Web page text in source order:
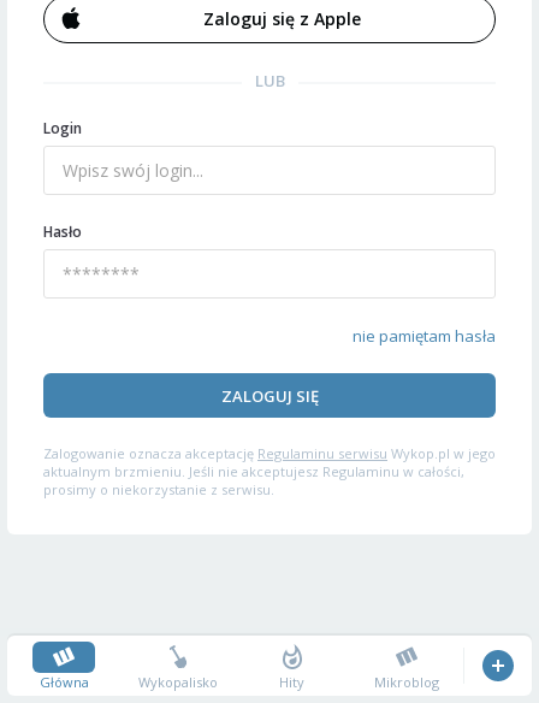
Zaloguj się z Apple
LUB
Login
Hasło
nie pamiętam hasła
ZALOGUJ SIĘ
Zalogowanie oznacza akceptację Regulaminu serwisu Wykop.pl w jego
aktualnym brzmieniu. Jeśli nie akceptujesz Regulaminu w całości,
prosimy o niekorzystanie z serwisu.
Główna Wykopalisko Hity Mikroblog